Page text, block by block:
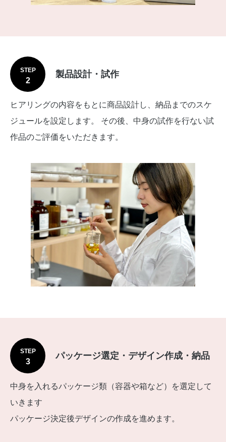
STEP
2
製品設計・試作
ヒアリングの内容をもとに商品設計し、納品までのスケ
ジュールを設定します。 その後、中身の試作を行ない試
作品のご評価をいただきます。
STEP
3
パッケージ選定・デザイン作成・納品
中身を入れるパッケージ類（容器や箱など）を選定して
いきます
パッケージ決定後デザインの作成を進めます。